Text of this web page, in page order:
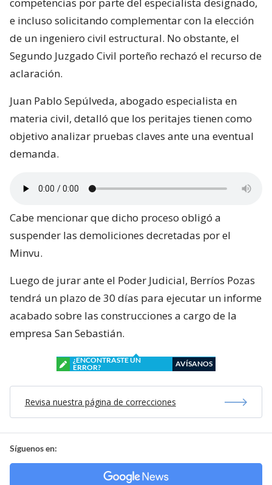
competencias por parte del especialista designado,
e incluso solicitando complementar con la elección
de un ingeniero civil estructural. No obstante, el
Segundo Juzgado Civil porteño rechazó el recurso de
aclaración.
Juan Pablo Sepúlveda, abogado especialista en
materia civil, detalló que los peritajes tienen como
objetivo analizar pruebas claves ante una eventual
demanda.
Cabe mencionar que dicho proceso obligó a
suspender las demoliciones decretadas por el
Minvu.
Luego de jurar ante el Poder Judicial, Berríos Pozas
tendrá un plazo de 30 días para ejecutar un informe
acabado sobre las construcciones a cargo de la
empresa San Sebastián.
¿ENCONTRASTE UN
ERROR?
AVÍSANOS
Revisa nuestra página de correcciones
Síguenos en: